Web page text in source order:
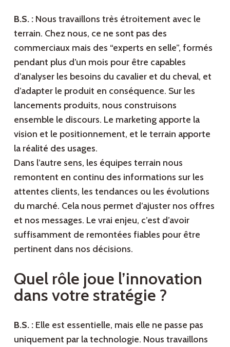
B.S. : Nous travaillons très étroitement avec le
terrain. Chez nous, ce ne sont pas des
commerciaux mais des “experts en selle”, formés
pendant plus d’un mois pour être capables
d’analyser les besoins du cavalier et du cheval, et
d’adapter le produit en conséquence. Sur les
lancements produits, nous construisons
ensemble le discours. Le marketing apporte la
vision et le positionnement, et le terrain apporte
la réalité des usages.
Dans l’autre sens, les équipes terrain nous
remontent en continu des informations sur les
attentes clients, les tendances ou les évolutions
du marché. Cela nous permet d’ajuster nos offres
et nos messages. Le vrai enjeu, c’est d’avoir
suffisamment de remontées fiables pour être
pertinent dans nos décisions.
Quel rôle joue l’innovation
dans votre stratégie ?
B.S. :Elle est essentielle, mais elle ne passe pas
uniquement par la technologie. Nous travaillons